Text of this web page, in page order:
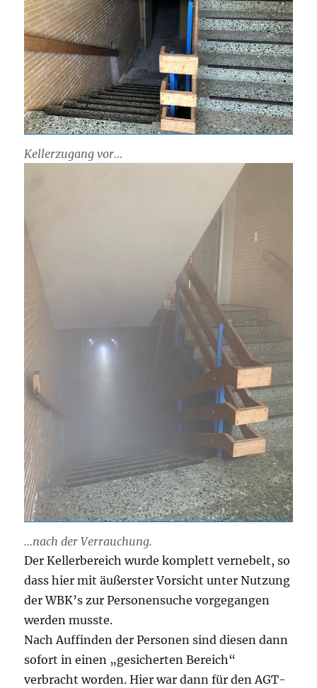
Kellerzugang vor…
…nach der Verrauchung.
Der Kellerbereich wurde komplett vernebelt, so
dass hier mit äußerster Vorsicht unter Nutzung
der WBK’s zur Personensuche vorgegangen
werden musste.
Nach Auffinden der Personen sind diesen dann
sofort in einen „gesicherten Bereich“
verbracht worden. Hier war dann für den AGT-